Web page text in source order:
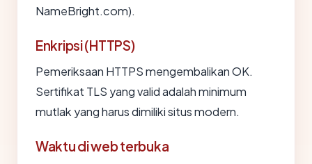
NameBright.com).
Enkripsi (HTTPS)
Pemeriksaan HTTPS mengembalikan OK.
Sertifikat TLS yang valid adalah minimum
mutlak yang harus dimiliki situs modern.
Waktu di web terbuka